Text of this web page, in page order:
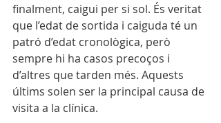
finalment, caigui per si sol. És veritat
que l’edat de sortida i caiguda té un
patró d’edat cronològica, però
sempre hi ha casos precoços i
d’altres que tarden més. Aquests
últims solen ser la principal causa de
visita a la clínica.